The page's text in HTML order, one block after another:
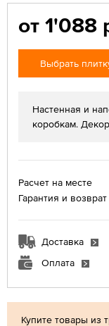
Купите товары из
от 1'088
Выбрать
Настенная и
коробкам.
Расчет на месте
Гарантия и возврат
Доставка
Оплата